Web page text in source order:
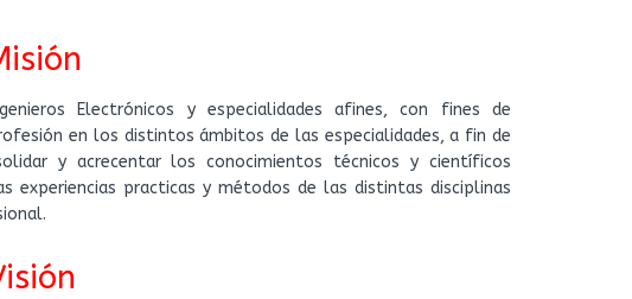
Electrónicos y especialidades afines, con fines de
en los distintos ámbitos de las especialidades, a fin de
y acrecentar los conocimientos técnicos y científicos
experiencias practicas y métodos de las distintas disciplinas